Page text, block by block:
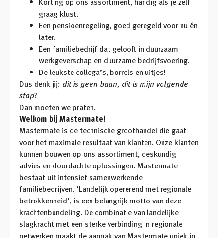
graag klust.
Een pensioenregeling, goed geregeld voor nu én
later.
Een familiebedrijf dat gelooft in duurzaam
werkgeverschap en duurzame bedrijfsvoering.
De leukste collega’s, borrels en uitjes!
Dus denk jij: dit is geen baan, dit is mijn volgende
stap?
Dan moeten we praten.
Welkom bij Mastermate!
Mastermate is de technische groothandel die gaat
voor het maximale resultaat van klanten. Onze klanten
kunnen bouwen op ons assortiment, deskundig
advies en doordachte oplossingen. Mastermate
bestaat uit intensief samenwerkende
familiebedrijven. ‘Landelijk opererend met regionale
betrokkenheid’, is een belangrijk motto van deze
krachtenbundeling. De combinatie van landelijke
slagkracht met een sterke verbinding in regionale